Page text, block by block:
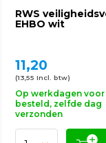
RWS
EHBO wit
11,20
(13,55 Incl. btw)
Op werkdagen voor
besteld, zelfde dag
verzonden